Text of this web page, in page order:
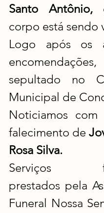
Santo Antônio,
corpo está sendo
Logo após os
sepultado no
Municipal de
Noticiamos
falecimento de
Rosa Silva.
Serviços
prestados pela
Funeral Nossa